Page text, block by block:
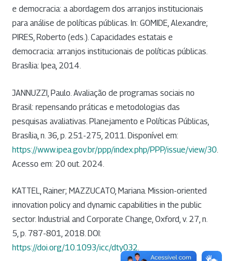
e democracia: a abordagem dos arranjos institucionais
para análise de políticas públicas. In: GOMIDE, Alexandre;
PIRES, Roberto (eds.). Capacidades estatais e
democracia: arranjos institucionais de políticas públicas.
Brasília: Ipea, 2014.
JANNUZZI, Paulo. Avaliação de programas sociais no
Brasil: repensando práticas e metodologias das
pesquisas avaliativas. Planejamento e Políticas Públicas,
Brasília, n. 36, p. 251-275, 2011. Disponível em:
https://www.ipea.gov.br/ppp/index.php/PPP/issue/view/30
Acesso em: 20 out. 2024.
KATTEL, Rainer; MAZZUCATO, Mariana. Mission-oriented
innovation policy and dynamic capabilities in the public
sector. Industrial and Corporate Change, Oxford, v. 27, n.
5, p. 787-801, 2018. DOI:
https://doi.org/10.1093/icc/dty032.